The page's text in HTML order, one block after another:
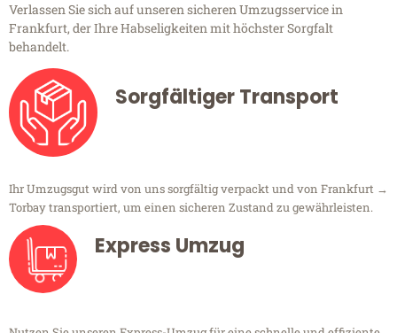
Verlassen Sie sich auf unseren sicheren Umzugsservice in
Frankfurt, der Ihre Habseligkeiten mit höchster Sorgfalt
behandelt.
Sorgfältiger Transport
Ihr Umzugsgut wird von uns sorgfältig verpackt und von Frankfurt →
Torbay transportiert, um einen sicheren Zustand zu gewährleisten.
Express Umzug